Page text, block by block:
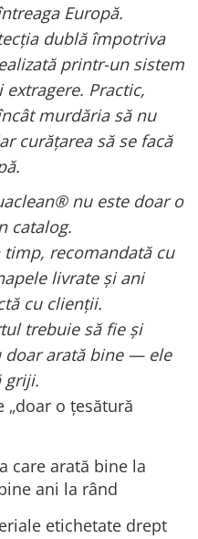
Europă.
dublă împotriva
printr-un sistem
Practic,
murdăria să nu
curățarea să se facă
nu este doar o
catalog.
recomandată cu
livrate și ani
cu clienții.
trebuie să fie și
doar arată bine — ele
griji.
„doar o țesătură
care arată bine la
ani la rând
etichetate drept